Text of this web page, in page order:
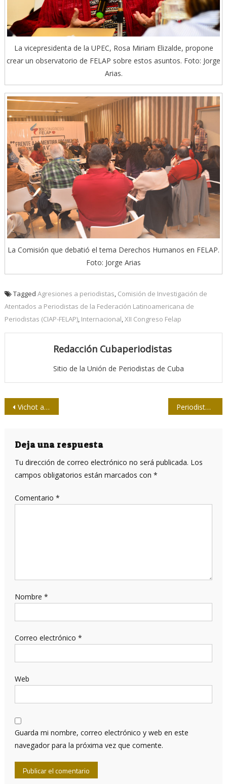
La vicepresidenta de la UPEC, Rosa Miriam Elizalde, propone
crear un observatorio de FELAP sobre estos asuntos. Foto: Jorge
Arias.
La Comisión que debatió el tema Derechos Humanos en FELAP.
Foto: Jorge Arias
Tagged Agresiones a periodistas Comisión de Investigación de
Atentados a Periodistas de la Federación Latinoamericana de
Periodistas (CIAP-FELAP), Internacional XII Congreso Felap
Redacción Cubaperiodistas
Sitio de la Unión de Periodistas de Cuba
Navegación
entradas
Vichot alerta: aún no podemos amainar Periodistas por amor al oficio
Deja una respuesta
Tu dirección de correo electrónico no será publicada. Los
campos obligatorios están marcados con *
Comentario *
Nombre *
Correo electrónico *
Web
Guarda mi nombre, correo electrónico y web en este
navegador para la próxima vez que comente.